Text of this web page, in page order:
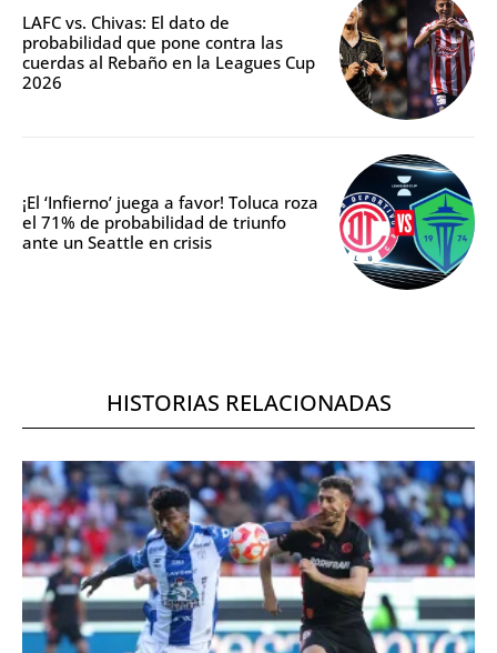
LAFC vs. Chivas: El dato de
probabilidad que pone contra las
cuerdas al Rebaño en la Leagues Cup
2026
¡El ‘Infierno’ juega a favor! Toluca roza
el 71% de probabilidad de triunfo
ante un Seattle en crisis
HISTORIAS RELACIONADAS